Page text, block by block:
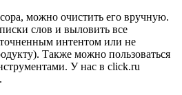
можно очистить его вручную.
слов и выловить все
интентом или не
Также можно пользоваться
У нас в click.ru